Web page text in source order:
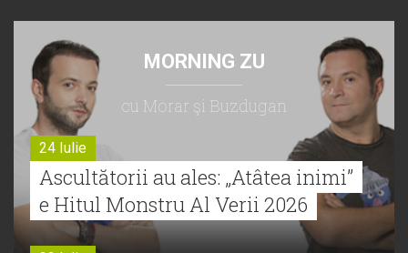
MORNING ZU
cu Morar şi Buzdugan
24 Iulie
Ascultătorii au ales: „Atâtea inimi”
e Hitul Monstru Al Verii 2026